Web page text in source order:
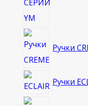
Ручки
Ручки